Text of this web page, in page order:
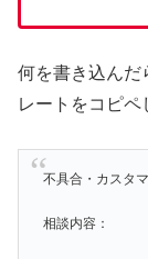
何を書き込んだ
レートをコピペ
不具合・カスタ
相談内容：